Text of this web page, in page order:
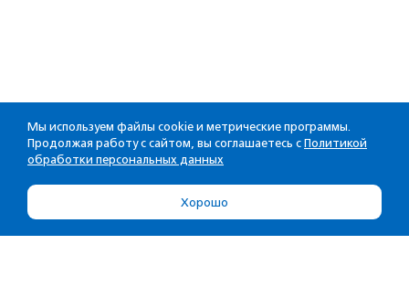
Мы используем файлы cookie и метрические программы.
Продолжая работу с сайтом, вы соглашаетесь с Политикой
обработки персональных данных
Хорошо